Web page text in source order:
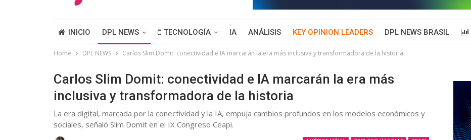
INICIO DPL NEWS TECNOLOGÍA IA ANÁLISIS KEY OPINION LEADERS DPL NEWS BRASIL
Home DPL NEWS Carlos Slim Domit: conectividad e IA marcarán la era más inclusiva y transformadora de la historia
Carlos Slim Domit: conectividad e IA marcarán la era más
inclusiva y transformadora de la historia
La era digital, marcada por la conectividad y la IA, empuja cambios profundos en los modelos económicos y
sociales, señaló Slim Domit en el IX Congreso Ceapi.